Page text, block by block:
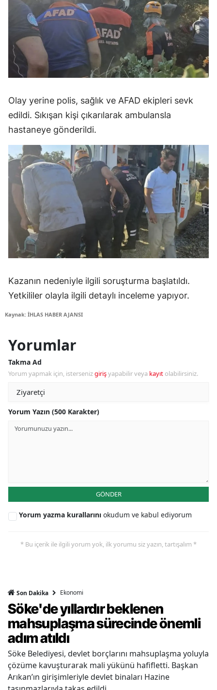
Olay yerine polis, sağlık ve AFAD ekipleri sevk
edildi. Sıkışan kişi çıkarılarak ambulansla
hastaneye gönderildi.
Kazanın nedeniyle ilgili soruşturma başlatıldı.
Yetkililer olayla ilgili detaylı inceleme yapıyor.
Kaynak: İHLAS HABER AJANSI
Yorumlar
Takma Ad
Yorum yapmak için, istersenizgirişyapabilir veya kayıt olabilirsiniz.
Yorum Yazın (500 Karakter)
GÖNDER
Yorum yazma kurallarını okudum ve kabul ediyorum
* Bu içerik ile ilgili yorum yok, ilk yorumu siz yazın, tartışalım *
Son Dakika Ekonomi
Söke'de yıllardır beklenen
mahsuplaşma sürecinde önemli
adım atıldı
Söke Belediyesi, devlet borçlarını mahsuplaşma yoluyla
çözüme kavuşturarak mali yükünü hafifletti. Başkan
Arıkan’ın girişimleriyle devlet binaları Hazine